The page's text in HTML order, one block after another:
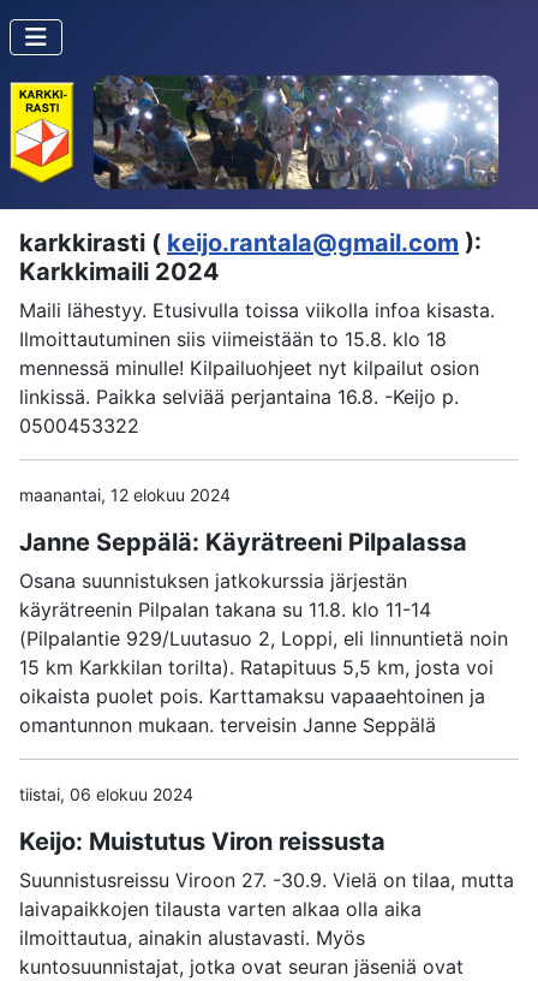
karkkirasti ( keijo.rantala@gmail.com ):
Karkkimaili 2024
Maili lähestyy. Etusivulla toissa viikolla infoa kisasta.
Ilmoittautuminen siis viimeistään to 15.8. klo 18
mennessä minulle! Kilpailuohjeet nyt kilpailut osion
linkissä. Paikka selviää perjantaina 16.8. -Keijo p.
0500453322
maanantai, 12 elokuu 2024
Janne Seppälä: Käyrätreeni Pilpalassa
Osana suunnistuksen jatkokurssia järjestän
käyrätreenin Pilpalan takana su 11.8. klo 11-14
(Pilpalantie 929/Luutasuo 2, Loppi, eli linnuntietä noin
15 km Karkkilan torilta). Ratapituus 5,5 km, josta voi
oikaista puolet pois. Karttamaksu vapaaehtoinen ja
omantunnon mukaan. terveisin Janne Seppälä
tiistai, 06 elokuu 2024
Keijo: Muistutus Viron reissusta
Suunnistusreissu Viroon 27. -30.9. Vielä on tilaa, mutta
laivapaikkojen tilausta varten alkaa olla aika
ilmoittautua, ainakin alustavasti. Myös
kuntosuunnistajat, jotka ovat seuran jäseniä ovat